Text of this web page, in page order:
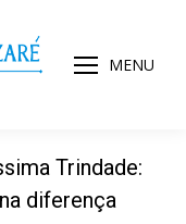
MENU
Trindade:
diferença